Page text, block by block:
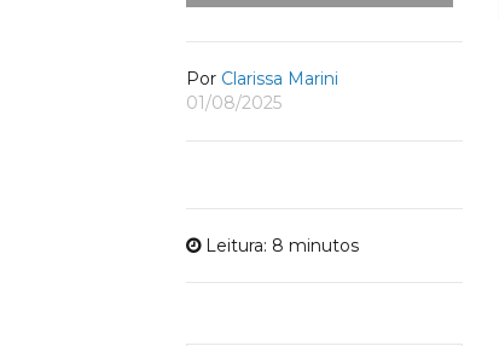
Por Clarissa Marini
01/08/2025
Leitura: 8 minutos